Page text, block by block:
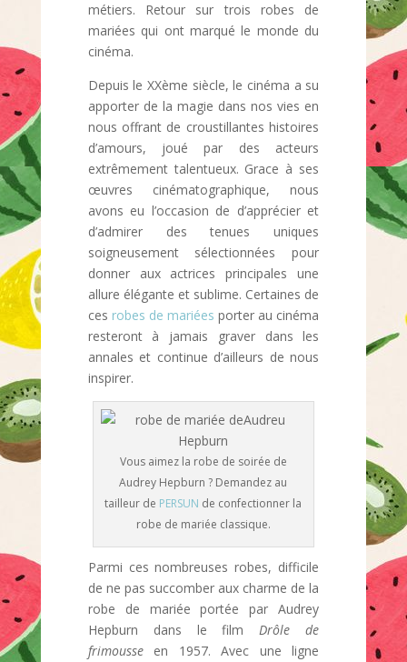
métiers. Retour sur trois robes de
mariées qui ont marqué le monde du
cinéma.
Depuis le XXème siècle, le cinéma a su
apporter de la magie dans nos vies en
nous offrant de croustillantes histoires
d’amours, joué par des acteurs
extrêmement talentueux. Grace à ses
œuvres cinématographique, nous
avons eu l’occasion de d’apprécier et
d’admirer des tenues uniques
soigneusement sélectionnées pour
donner aux actrices principales une
allure élégante et sublime. Certaines de
ces robes de mariées porter au cinéma
resteront à jamais graver dans les
annales et continue d’ailleurs de nous
inspirer.
Vous aimez la robe de soirée de
Audrey Hepburn ? Demandez au
tailleur de PERSUN de confectionner la
robe de mariée classique.
Parmi ces nombreuses robes, difficile
de ne pas succomber aux charme de la
robe de mariée portée par Audrey
Hepburn dans le filmDrôle de
frimousseen 1957. Avec une ligne